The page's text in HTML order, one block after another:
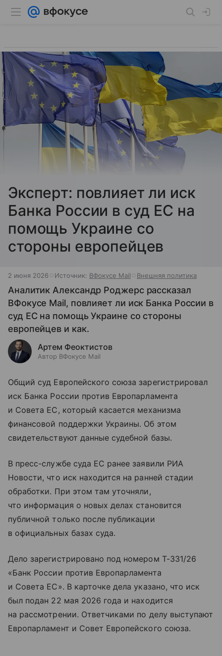
Эксперт: повлияет ли иск
Банка России в суд ЕС на
помощь Украине со
стороны европейцев
2 июня 2026 Источник: ВФокусе Mail Внешняя политика
Аналитик Александр Роджерс рассказал
ВФокусе Mail, повлияет ли иск Банка России в
суд ЕС на помощь Украине со стороны
европейцев и как.
Артем Феоктистов
Автор ВФокусе Mail
Общий суд Европейского союза зарегистрировал
иск Банка России против Европарламента
и Совета ЕС, который касается механизма
финансовой поддержки Украины. Об этом
свидетельствуют данные судебной базы.
В пресс-службе суда ЕС ранее заявили РИА
Новости, что иск находится на ранней стадии
обработки. При этом там уточняли,
что информация о новых делах становится
публичной только после публикации
в официальных базах суда.
Дело зарегистрировано под номером T-331/26
«Банк России против Европарламента
и Совета ЕС». В карточке дела указано, что иск
был подан 22 мая 2026 года и находится
на рассмотрении. Ответчиками по делу выступают
Европарламент и Совет Европейского союза.